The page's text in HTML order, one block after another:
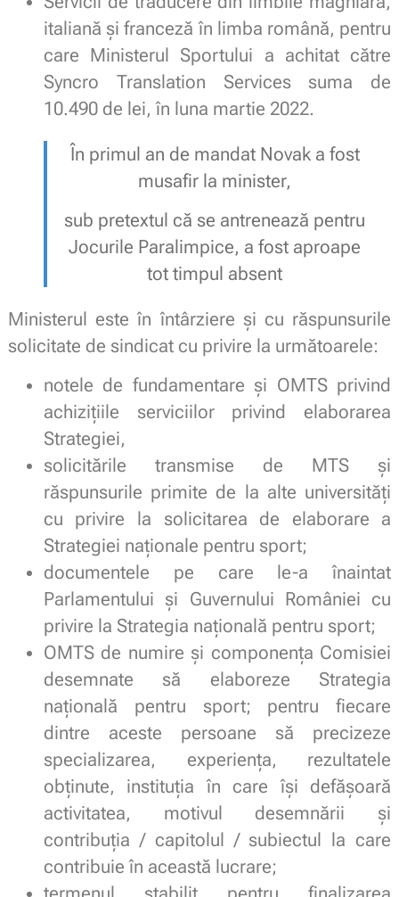
italiană și franceză în limba română, pentru
care Ministerul Sportului a achitat către
Syncro Translation Services suma de
10.490 de lei, în luna martie 2022.
În primul an de mandat Novak a fost
musafir la minister,
sub pretextul că se antrenează pentru
Jocurile Paralimpice, a fost aproape
tot timpul absent
Ministerul este în întârziere și cu răspunsurile
solicitate de sindicat cu privire la următoarele:
notele de fundamentare și OMTS privind
achizițiile serviciilor privind elaborarea
Strategiei,
solicitările transmise de MTS și
răspunsurile primite de la alte universități
cu privire la solicitarea de elaborare a
Strategiei naționale pentru sport;
documentele pe care le-a înaintat
Parlamentului și Guvernului României cu
privire la Strategia națională pentru sport;
OMTS de numire și componența Comisiei
desemnate să elaboreze Strategia
națională pentru sport; pentru fiecare
dintre aceste persoane să precizeze
specializarea, experiența, rezultatele
obținute, instituția în care își defășoară
activitatea, motivul desemnării și
contribuția / capitolul / subiectul la care
contribuie în această lucrare;